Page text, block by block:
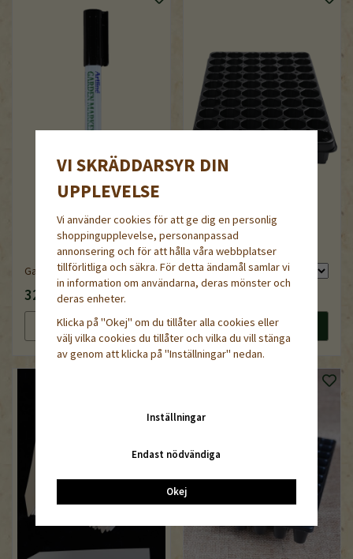
Garden Marker Artline
32 kr
Läs mer Köp nu
QuickPot QPD 60 /5,5R
Läs mer
VI SKRÄDDARSYR DIN
UPPLEVELSE
Vi använder cookies för att ge dig en personlig
shoppingupplevelse, personanpassad
annonsering och för att hålla våra webbplatser
tillförlitliga och säkra. För detta ändamål samlar vi
in information om användarna, deras mönster och
deras enheter.
Klicka på "Okej" om du tillåter alla cookies eller
välj vilka cookies du tillåter och vilka du vill stänga
av genom att klicka på "Inställningar" nedan.
Inställningar
Endast nödvändiga
Okej